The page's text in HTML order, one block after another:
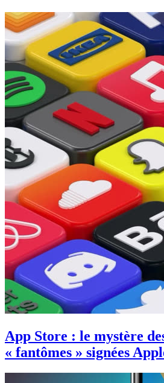
App Store : le mystère
« fantômes » signées